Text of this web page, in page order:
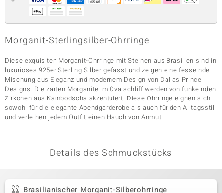
Morganit-Sterlingsilber-Ohrringe
Diese exquisiten Morganit-Ohrringe mit Steinen aus Brasilien sind in
luxuriöses 925er Sterling Silber gefasst und zeigen eine fesselnde
Mischung aus Eleganz und modernem Design von Dallas Prince
Designs. Die zarten Morganite im Ovalschliff werden von funkelnden
Zirkonen aus Kambodscha akzentuiert. Diese Ohrringe eignen sich
sowohl für die elegante Abendgarderobe als auch für den Alltagsstil
und verleihen jedem Outfit einen Hauch von Anmut.
Details des Schmuckstücks
Brasilianischer Morganit-Silberohrringe